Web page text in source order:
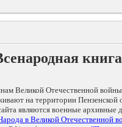
Великой Отечественной
на территории
являются военные архивные
в Великой Отечественной